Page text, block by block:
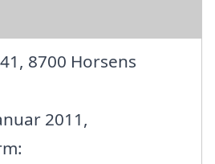
8700 Horsens
2011,